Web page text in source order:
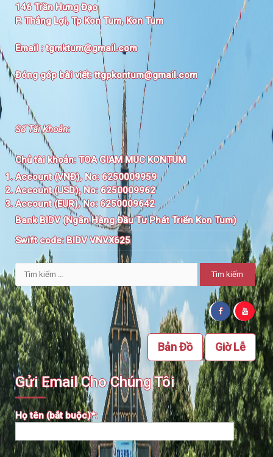
146 Trần Hưng Đạo
P. Thắng Lợi, Tp Kon Tum, Kon Tum
Email :tgmktum@gmail.com
Đóng góp bài viết:ttgpkontum@gmail.com
Số Tài Khoản:
Chủ tài khoản:TOA GIAM MUC KONTUM
Account (VNĐ), No: 6250009959
Account (USD), No: 6250009962
Account (EUR), No: 6250009642
Bank BIDV (Ngân Hàng Đầu Tư Phát Triển Kon Tum)
Swift code:BIDV VNVX625
Tìm
kiếm
cho:
Giờ Lễ
Bản Đồ
Gửi Email Cho Chúng Tôi
Họ tên (bắt buộc)*: